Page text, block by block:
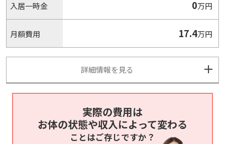
入居一時金 0万円
月額費用 17.4万円
詳細情報を見る
実際の費用は
お体の状態や収入によって変わる
ことはご存じですか？